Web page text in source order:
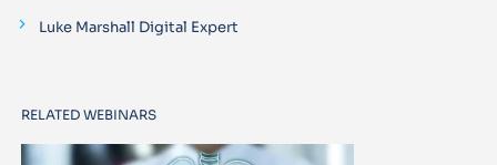
Luke Marshall Digital Expert
RELATED WEBINARS